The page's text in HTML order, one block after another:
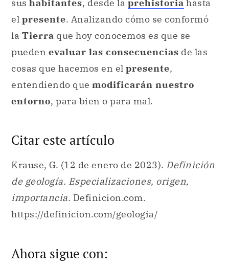
cosas que hacemos en el presente,
entendiendo quemodificarán nuestro
entorno, para bien o para mal.
Citar este artículo
Krause, G. (12 de enero de 2023).
importancia . Definicion.com.
Ahora sigue con:
erosión